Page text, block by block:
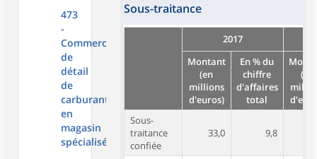
473
-
Commerce
de
détail
de
carburants
en
magasin
spécialisé
Sous-traitance
2017
Montant
(en
millions
d'euros)
En % du
chiffre
d'affaires
total
(en
Sous-
traitance
confiée
33,0 9,8